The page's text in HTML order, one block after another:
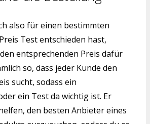
also für einen bestimmten
Test entschieden hast,
entsprechenden Preis dafür
so, dass jeder Kunde den
sucht, sodass ein
ein Test da wichtig ist. Er
den besten Anbieter eines